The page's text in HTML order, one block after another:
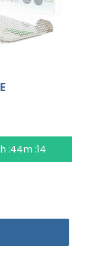
:44m :14